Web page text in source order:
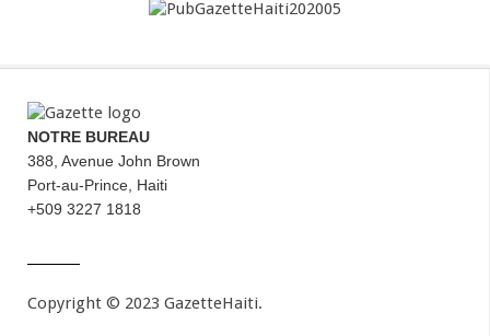
NOTRE BUREAU
388, Avenue John Brown
Port-au-Prince, Haiti
+509 3227 1818
Copyright © 2023 GazetteHaiti.